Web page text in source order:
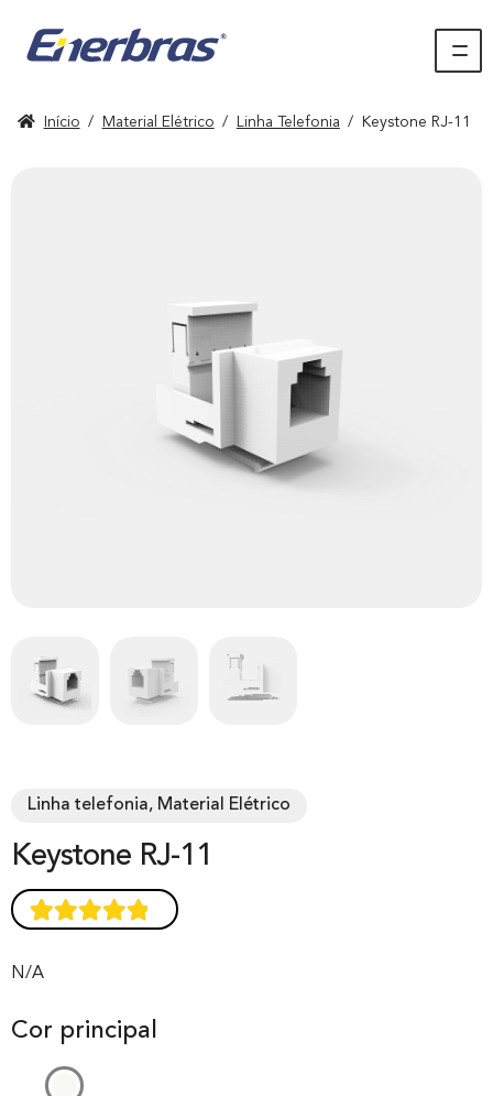
Início / Material Elétrico / Linha Telefonia / Keystone RJ-11
Linha telefonia, Material Elétrico
Keystone RJ-11
como
baseado em
avaliação de
N/A
Cor principal